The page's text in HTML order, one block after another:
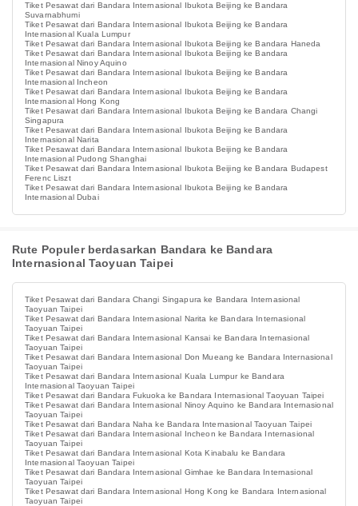
Tiket Pesawat dari Bandara Internasional Ibukota Beijing ke Bandara
Suvarnabhumi
Tiket Pesawat dari Bandara Internasional Ibukota Beijing ke Bandara
Internasional Kuala Lumpur
Tiket Pesawat dari Bandara Internasional Ibukota Beijing ke Bandara Haneda
Tiket Pesawat dari Bandara Internasional Ibukota Beijing ke Bandara
Internasional Ninoy Aquino
Tiket Pesawat dari Bandara Internasional Ibukota Beijing ke Bandara
Internasional Incheon
Tiket Pesawat dari Bandara Internasional Ibukota Beijing ke Bandara
Internasional Hong Kong
Tiket Pesawat dari Bandara Internasional Ibukota Beijing ke Bandara Changi
Singapura
Tiket Pesawat dari Bandara Internasional Ibukota Beijing ke Bandara
Internasional Narita
Tiket Pesawat dari Bandara Internasional Ibukota Beijing ke Bandara
Internasional Pudong Shanghai
Tiket Pesawat dari Bandara Internasional Ibukota Beijing ke Bandara Budapest
Ferenc Liszt
Tiket Pesawat dari Bandara Internasional Ibukota Beijing ke Bandara
Internasional Dubai
Rute Populer berdasarkan Bandara ke Bandara
Internasional Taoyuan Taipei
Tiket Pesawat dari Bandara Changi Singapura ke Bandara Internasional
Taoyuan Taipei
Tiket Pesawat dari Bandara Internasional Narita ke Bandara Internasional
Taoyuan Taipei
Tiket Pesawat dari Bandara Internasional Kansai ke Bandara Internasional
Taoyuan Taipei
Tiket Pesawat dari Bandara Internasional Don Mueang ke Bandara Internasional
Taoyuan Taipei
Tiket Pesawat dari Bandara Internasional Kuala Lumpur ke Bandara
Internasional Taoyuan Taipei
Tiket Pesawat dari Bandara Fukuoka ke Bandara Internasional Taoyuan Taipei
Tiket Pesawat dari Bandara Internasional Ninoy Aquino ke Bandara Internasional
Taoyuan Taipei
Tiket Pesawat dari Bandara Naha ke Bandara Internasional Taoyuan Taipei
Tiket Pesawat dari Bandara Internasional Incheon ke Bandara Internasional
Taoyuan Taipei
Tiket Pesawat dari Bandara Internasional Kota Kinabalu ke Bandara
Internasional Taoyuan Taipei
Tiket Pesawat dari Bandara Internasional Gimhae ke Bandara Internasional
Taoyuan Taipei
Tiket Pesawat dari Bandara Internasional Hong Kong ke Bandara Internasional
Taoyuan Taipei